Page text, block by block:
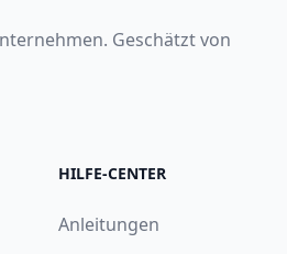
Geschätzt von
HILFE-CENTER
Anleitungen